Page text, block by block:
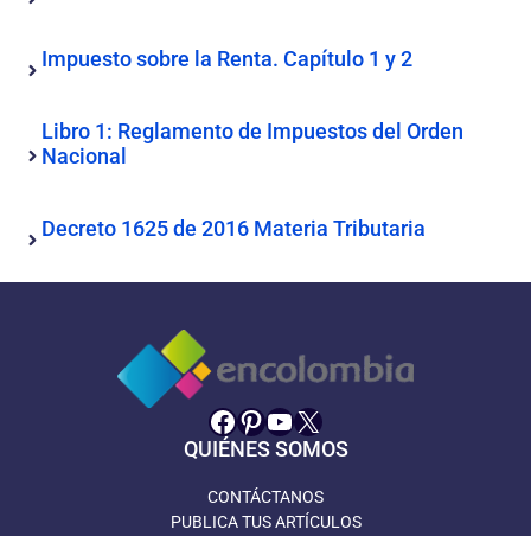
Impuesto sobre la Renta. Capítulo 1 y 2
Libro 1: Reglamento de Impuestos del Orden
Nacional
Decreto 1625 de 2016 Materia Tributaria
Facebook
Pinterest
YouTube
X
QUIÉNES SOMOS
CONTÁCTANOS
PUBLICA TUS ARTÍCULOS